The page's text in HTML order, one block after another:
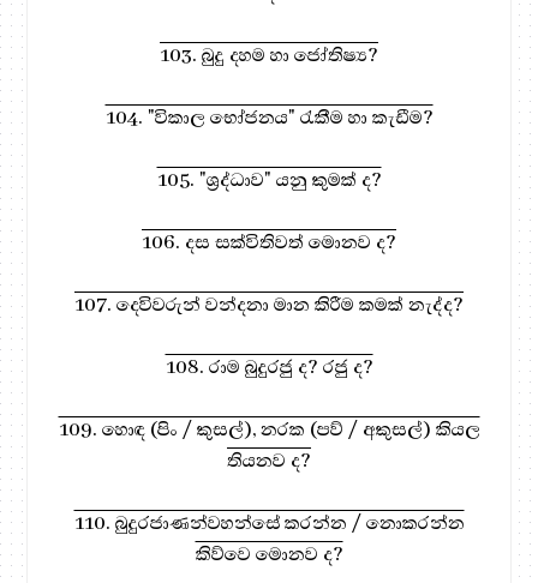
103. බුදු දහම හා ජෝතිෂ්‍ය?
104. "විකාල භෝජනය" රැකීම හා කැඩීම?
105. "ශ්‍රද්ධාව" යනු කුමක් ද?
106. දස සක්විතිවත් මොනව ද?
107. දෙවිවරුන් වන්දනා මාන කිරීම කමක් නැද්ද?
108. රාම බුදුරජු ද? රජු ද?
109. හොඳ (පිං / කුසල්), නරක (පව් / අකුසල්) කියල
තියනව ද?
110. බුදුරජාණන්වහන්සේ කරන්න / නොකරන්න
කිව්වෙ මොනව ද?